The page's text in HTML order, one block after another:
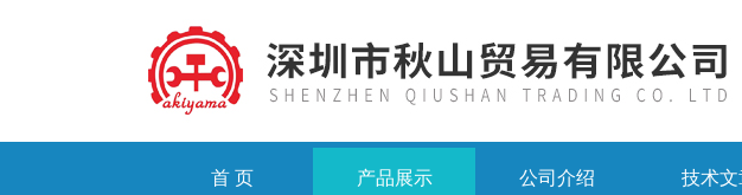
首 页 产品展示 公司介绍 技术文